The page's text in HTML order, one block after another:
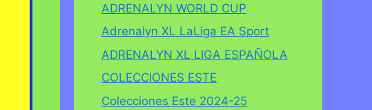
ADRENALYN WORLD CUP
Adrenalyn XL LaLiga EA Sport
ADRENALYN XL LIGA ESPAÑOLA
COLECCIONES ESTE
Colecciones Este 2024-25